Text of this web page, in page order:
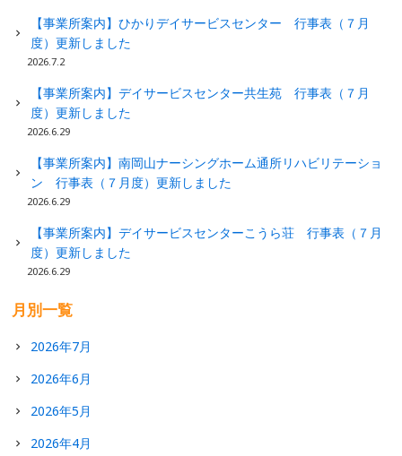
【事業所案内】ひかりデイサービスセンター 行事表（７月
度）更新しました
2026.7.2
【事業所案内】デイサービスセンター共生苑 行事表（７月
度）更新しました
2026.6.29
【事業所案内】南岡山ナーシングホーム通所リハビリテーショ
ン 行事表（７月度）更新しました
2026.6.29
【事業所案内】デイサービスセンターこうら荘 行事表（７月
度）更新しました
2026.6.29
月別一覧
2026年7月
2026年6月
2026年5月
2026年4月